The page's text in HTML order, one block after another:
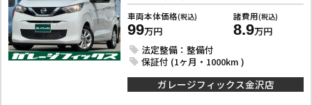
車両本体価格(税込)
99万円
諸費用(税込)
8.9万円
法定整備：整備付
保証付 (1ヶ月・1000km )
ガレージフィックス金沢店